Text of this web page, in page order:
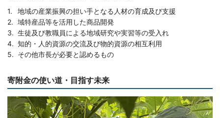
地域の産業振興の担い手となる人材の育成及び支援
域特産品等を活用した商品開発
生徒及び教職員による地域研究や実習等の受入れ
知的・人的資源の交流及び物的資源の相互利用
その他市長が必要と認めるもの
寄附金の使い道・目指す未来